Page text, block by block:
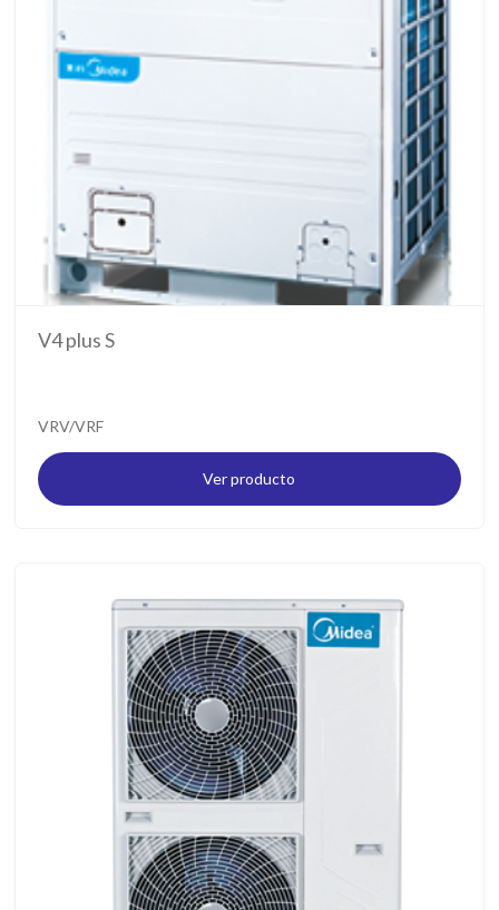
V4 plus S
VRV/VRF
Ver producto